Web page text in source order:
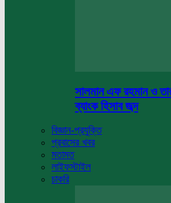
সালমান এফ রহমান ও
ব্যাংক হিসাব জব্দ
বিজ্ঞান-প্রযুক্তি
প্রবাসের খবর
মতামত
লাইফস্টাইল
চাকরি